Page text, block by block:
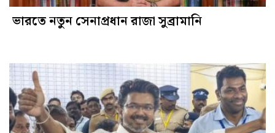
ভারতে নতুন সেনাপ্রধান রাজা সুব্রামানি